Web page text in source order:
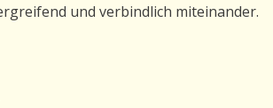
und verbindlich miteinander.